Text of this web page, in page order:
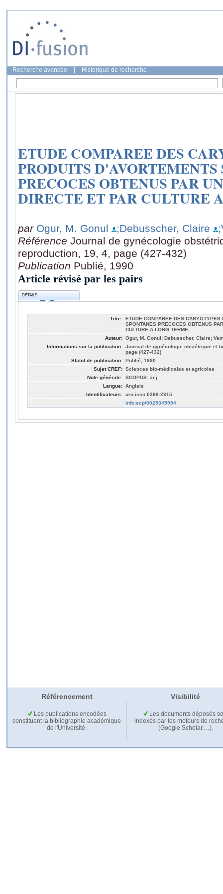
Recherche avancée Historique de recherche
ETUDE COMPAREE DES
PRODUITS D'AVORTEMENTS
PRECOCES OBTENUS PAR
DIRECTE ET PAR CULTURE
par Ogur, M. Gonul ;Debusscher, Claire
Référence Journal de gynécologie
reproduction, 19, 4, page (427-432)
Publication Publié, 1990
Article révisé par les pairs
DÉTAILS
Titre: ETUDE COMPAREE DES CARYOTYPES
SPONTANES PRECOCES OBTENUS
CULTURE A LONG TERME
Auteur: Ogur, M. Gonul; Debusscher, Claire;
Informations sur la publication: Journal de gynécologie obstétrique et
page (427-432)
Statut de publication: Publié, 1990
Sujet CREF: Sciences bio-médicales et agricoles
Note générale: SCOPUS: ar.j
Langue: Anglais
Identificateurs: urn:issn:0368-2315
info:scp/0025345994
Référencement Visibilité
Les publications encodées
constituent la bibliographie académique
de l'Université.
Les documents déposés
indexés par les moteurs de
(Google Scholar,…).